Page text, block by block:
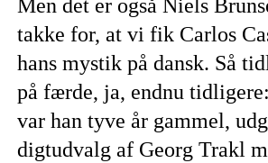
Men det er også Niels
takke for, at vi fik Carlos
hans mystik på dansk. Så
på færde, ja, endnu
var han tyve år gammel,
digtudvalg af Georg Trakl